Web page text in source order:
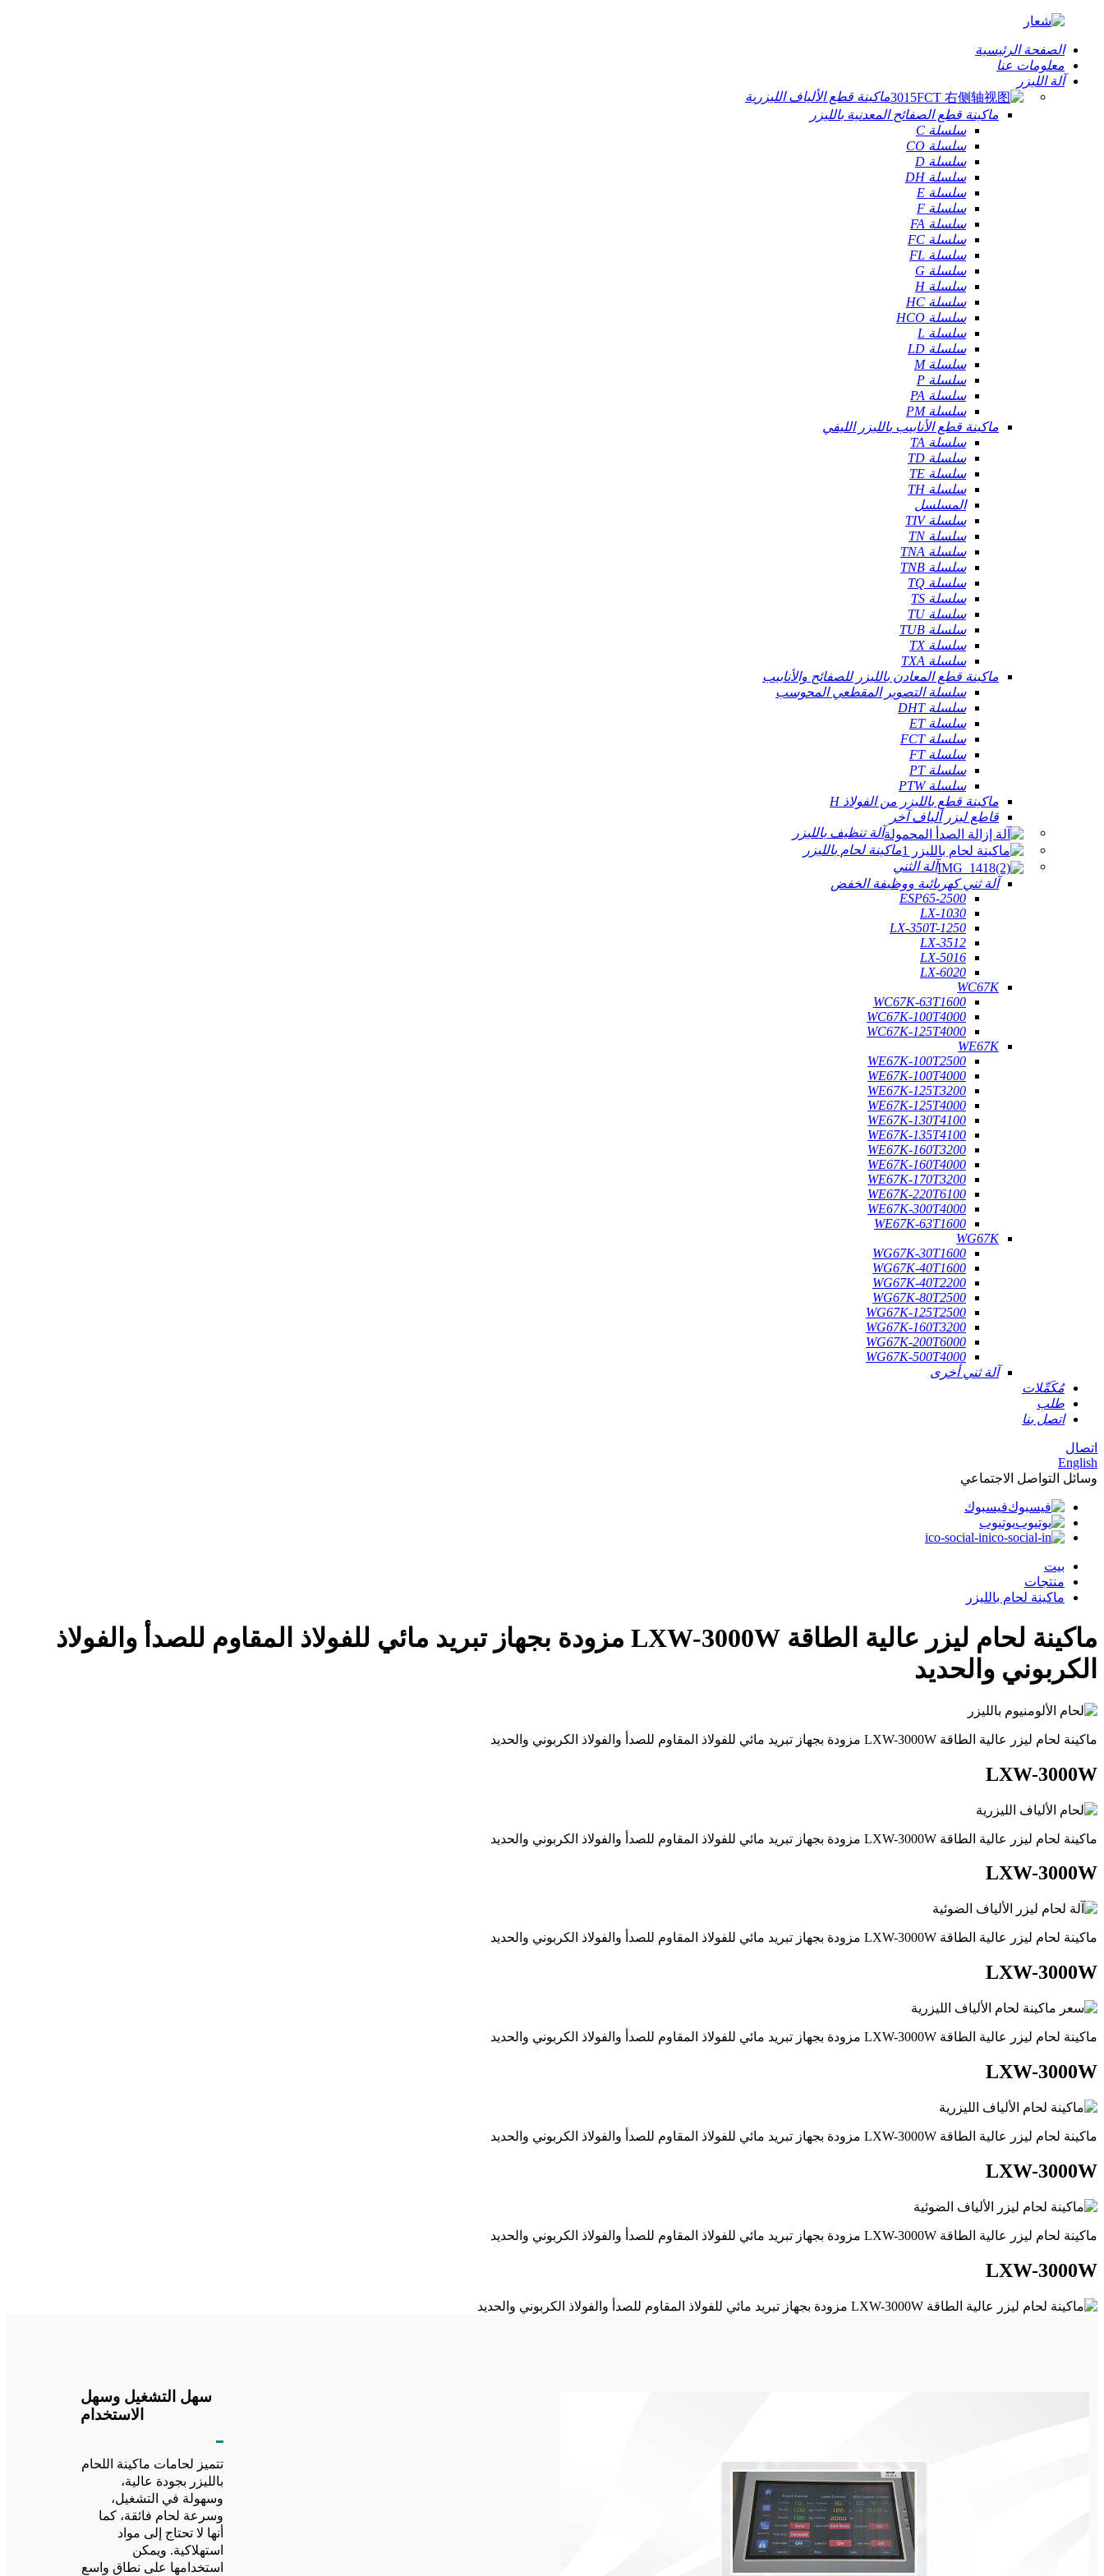
الصفحة الرئيسية
معلومات عنا
آلة الليزر
ماكينة قطع الألياف الليزرية
ماكينة قطع الصفائح المعدنية بالليزر
سلسلة C
سلسلة CO
سلسلة D
سلسلة DH
سلسلة E
سلسلة F
سلسلة FA
سلسلة FC
سلسلة FL
سلسلة G
سلسلة H
سلسلة HC
سلسلة HCO
سلسلة L
سلسلة LD
سلسلة M
سلسلة P
سلسلة PA
سلسلة PM
ماكينة قطع الأنابيب بالليزر الليفي
سلسلة TA
سلسلة TD
سلسلة TE
سلسلة TH
المسلسل
سلسلة TIV
سلسلة TN
سلسلة TNA
سلسلة TNB
سلسلة TQ
سلسلة TS
سلسلة TU
سلسلة TUB
سلسلة TX
سلسلة TXA
ماكينة قطع المعادن بالليزر للصفائح والأنابيب
سلسلة التصوير المقطعي المحوسب
سلسلة DHT
سلسلة ET
سلسلة FCT
سلسلة FT
سلسلة PT
سلسلة PTW
ماكينة قطع بالليزر من الفولاذ H
قاطع ليزر ألياف آخر
آلة تنظيف بالليزر
ماكينة لحام بالليزر
آلة الثني
آلة ثني كهربائية ووظيفة الخفض
ESP65-2500
LX-1030
LX-350T-1250
LX-3512
LX-5016
LX-6020
WC67K
WC67K-63T1600
WC67K-100T4000
WC67K-125T4000
WE67K
WE67K-100T2500
WE67K-100T4000
WE67K-125T3200
WE67K-125T4000
WE67K-130T4100
WE67K-135T4100
WE67K-160T3200
WE67K-160T4000
WE67K-170T3200
WE67K-220T6100
WE67K-300T4000
WE67K-63T1600
WG67K
WG67K-30T1600
WG67K-40T1600
WG67K-40T2200
WG67K-80T2500
WG67K-125T2500
WG67K-160T3200
WG67K-200T6000
WG67K-500T4000
آلة ثني أخرى
مُكَمِّلات
طلب
اتصل بنا
اتصال
English
وسائل التواصل الاجتماعي
فيسبوك
يوتيوب
ico-social-in
بيت
منتجات
ماكينة لحام بالليزر
ماكينة لحام ليزر عالية الطاقة LXW-3000W مزودة بجهاز تبريد مائي للفولاذ المقاوم للصدأ والفولاذ
الكربوني والحديد
ماكينة لحام ليزر عالية الطاقة LXW-3000W مزودة بجهاز تبريد مائي للفولاذ المقاوم للصدأ والفولاذ الكربوني والحديد
LXW-3000W
ماكينة لحام ليزر عالية الطاقة LXW-3000W مزودة بجهاز تبريد مائي للفولاذ المقاوم للصدأ والفولاذ الكربوني والحديد
LXW-3000W
ماكينة لحام ليزر عالية الطاقة LXW-3000W مزودة بجهاز تبريد مائي للفولاذ المقاوم للصدأ والفولاذ الكربوني والحديد
LXW-3000W
ماكينة لحام ليزر عالية الطاقة LXW-3000W مزودة بجهاز تبريد مائي للفولاذ المقاوم للصدأ والفولاذ الكربوني والحديد
LXW-3000W
ماكينة لحام ليزر عالية الطاقة LXW-3000W مزودة بجهاز تبريد مائي للفولاذ المقاوم للصدأ والفولاذ الكربوني والحديد
LXW-3000W
ماكينة لحام ليزر عالية الطاقة LXW-3000W مزودة بجهاز تبريد مائي للفولاذ المقاوم للصدأ والفولاذ الكربوني والحديد
LXW-3000W
سهل التشغيل وسهل
الاستخدام
تتميز لحامات ماكينة اللحام
بالليزر بجودة عالية،
وسهولة في التشغيل،
وسرعة لحام فائقة، كما
أنها لا تحتاج إلى مواد
استهلاكية. ويمكن
استخدامها على نطاق واسع